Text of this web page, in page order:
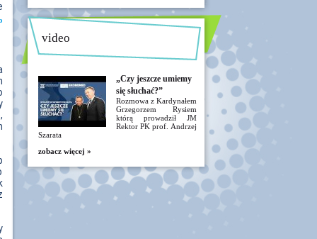
video
„Czy jeszcze umiemy
się słuchać?”
Rozmowa z Kardynałem
Grzegorzem Rysiem
którą prowadził JM
Rektor PK prof. Andrzej
Szarata
zobacz więcej »